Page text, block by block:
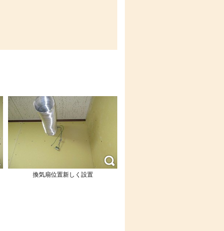
換気扇位置新しく設置